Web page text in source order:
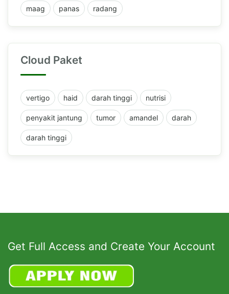
maag panas radang
Cloud Paket
vertigo haid darah tinggi nutrisi
penyakit jantung tumor amandel darah
darah tinggi
Get Full Access and Create Your Account